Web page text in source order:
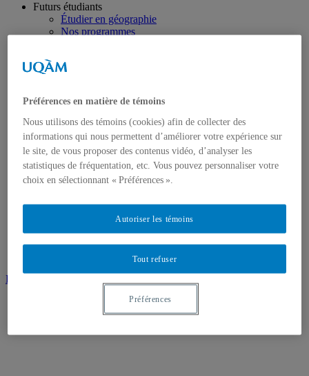
Futurs étudiants
Étudier en géographie
Nos programmes
Soutien financier et bourses
Étudiants
Étudiant·e·s actuel·le·s
Vie étudiante et associations étudiantes
Ressources et services
Emplois et orientation
Soutien financier
Normes méthodologiques
Stages
Stages professionnels
Stages académiques
Activité de synthèse
Demande d’admission
Préférences en matière de témoins
Nous utilisons des témoins (cookies) afin de collecter des
informations qui nous permettent d’améliorer votre expérience sur
le site, de vous proposer des contenus vidéo, d’analyser les
statistiques de fréquentation, etc. Vous pouvez personnaliser votre
choix en sélectionnant « Préférences ».
Tout refuser
Autoriser les témoins
Préférences